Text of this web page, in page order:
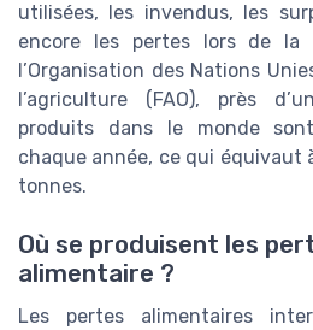
utilisées, les invendus, les
encore les pertes lors de la
l’Organisation des Nations
l’agriculture (FAO), près
produits dans le monde
chaque année, ce qui équivaut
tonnes.
Où se produisent les
alimentaire ?
Les pertes alimentaires